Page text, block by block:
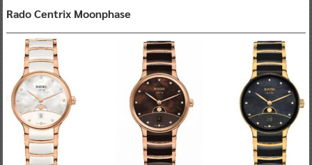
Rado Centrix Moonphase